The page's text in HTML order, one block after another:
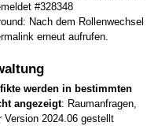
#328348
Nach dem Rollenwechsel
erneut aufrufen.
werden in bestimmten
angezeigt: Raumanfragen,
Version 2024.06 gestellt